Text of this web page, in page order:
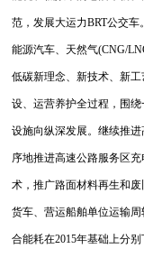
范，发展大运力BRT公交
能源汽车、天然气(CNG/
低碳新理念、新技术、新
设、运营养护全过程，围
设施向纵深发展。继续推
序地推进高速公路服务区
术，推广路面材料再生和
货车、营运船舶单位运输
合能耗在2015年基础上分